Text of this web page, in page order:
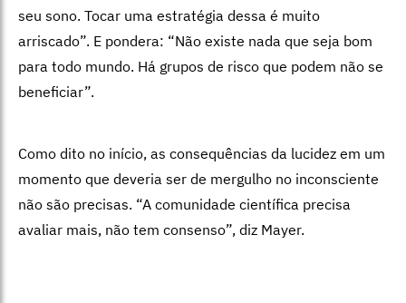
seu sono. Tocar uma estratégia dessa é muito
arriscado”. E pondera: “Não existe nada que seja bom
para todo mundo. Há grupos de risco que podem não se
beneficiar”.
Como dito no início, as consequências da lucidez em um
momento que deveria ser de mergulho no inconsciente
não são precisas. “A comunidade científica precisa
avaliar mais, não tem consenso”, diz Mayer.